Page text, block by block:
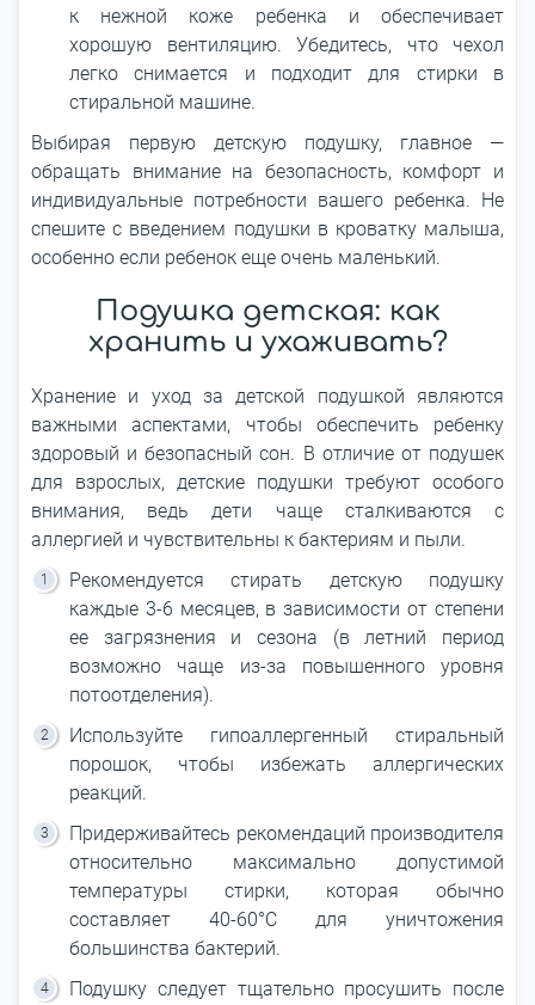
к нежной коже ребенка и обеспечивает
хорошую вентиляцию. Убедитесь, что чехол
легко снимается и подходит для стирки в
стиральной машине.
Выбирая первую детскую подушку, главное ―
обращать внимание на безопасность, комфорт и
индивидуальные потребности вашего ребенка. Не
спешите с введением подушки в кроватку малыша,
особенно если ребенок еще очень маленький.
Подушка детская: как
хранить и ухаживать?
Хранение и уход за детской подушкой являются
важными аспектами, чтобы обеспечить ребенку
здоровый и безопасный сон. В отличие от подушек
для взрослых, детские подушки требуют особого
внимания, ведь дети чаще сталкиваются с
аллергией и чувствительны к бактериям и пыли.
Рекомендуется стирать детскую подушку
каждые 3-6 месяцев, в зависимости от степени
ее загрязнения и сезона (в летний период
возможно чаще из-за повышенного уровня
потоотделения).
Используйте гипоаллергенный стиральный
порошок, чтобы избежать аллергических
реакций.
Придерживайтесь рекомендаций производителя
относительно максимально допустимой
температуры стирки, которая обычно
составляет 40-60°C для уничтожения
большинства бактерий.
Подушку следует тщательно просушить после